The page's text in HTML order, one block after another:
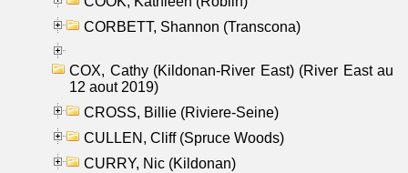
CORBETT, Shannon (Transcona)
COX, Cathy (Kildonan-River East) (River East au
12 aout 2019)
CROSS, Billie (Riviere-Seine)
CULLEN, Cliff (Spruce Woods)
CURRY, Nic (Kildonan)